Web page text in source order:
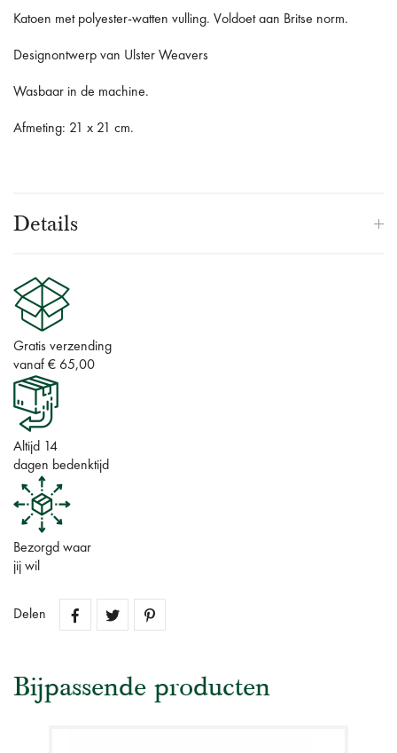
Katoen met polyester-watten vulling. Voldoet aan Britse norm.
Designontwerp van Ulster Weavers
Wasbaar in de machine.
Afmeting: 21 x 21 cm.
Details
Gratis verzending
vanaf € 65,00
Altijd 14
dagen bedenktijd
Bezorgd waar
jij wil
Delen
Bijpassende producten